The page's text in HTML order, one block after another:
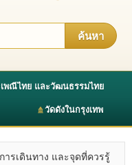
ค้นหา
พณีไทย และวัฒนธรรมไทย
วัดดังในกรุงเทพ
ารเดินทาง และจุดที่ควรรู้